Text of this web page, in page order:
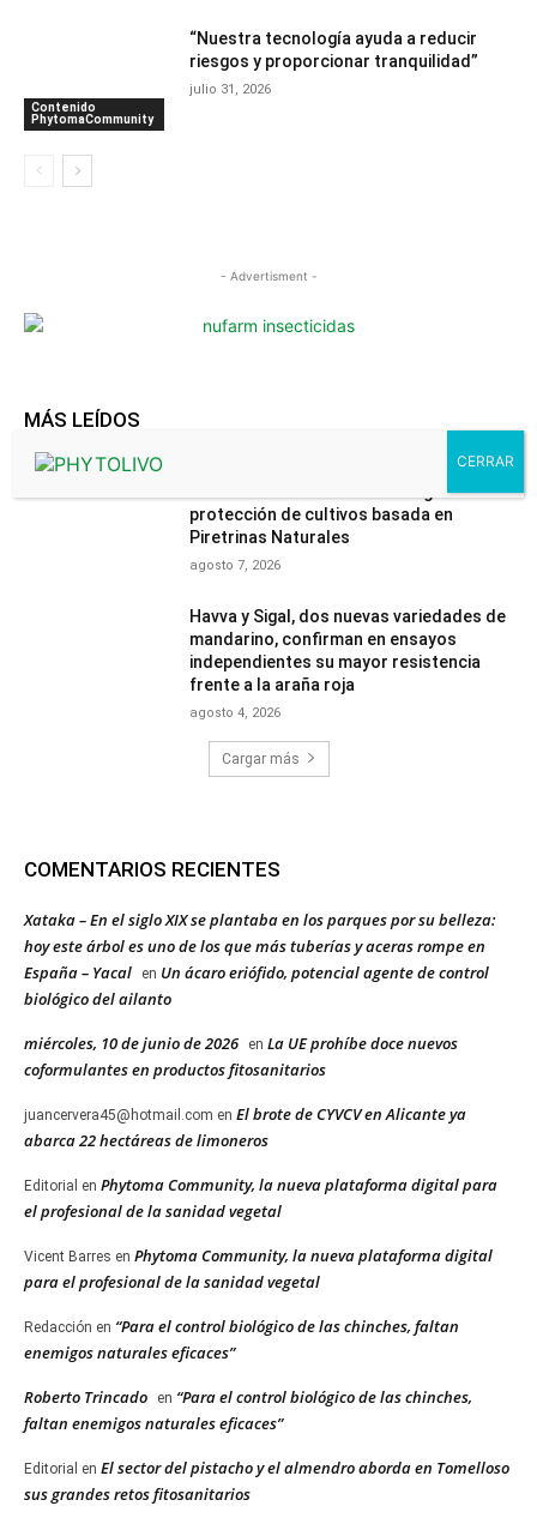
Contenido
PhytomaCommunity
“Nuestra tecnología ayuda a reducir
riesgos y proporcionar tranquilidad”
julio 31, 2026
- Advertisment -
MÁS LEÍDOS
El Grupo Sumitomo Chemical adquiere la
filial de COPYR dedicada al negocio de
protección de cultivos basada en
Piretrinas Naturales
agosto 7, 2026
Havva y Sigal, dos nuevas variedades de
mandarino, confirman en ensayos
independientes su mayor resistencia
frente a la araña roja
agosto 4, 2026
Cargar más
COMENTARIOS RECIENTES
Xataka – En el siglo XIX se plantaba en los parques por su belleza:
hoy este árbol es uno de los que más tuberías y aceras rompe en
España – Yacal
en Un ácaro eriófido, potencial agente de control
biológico del ailanto
miércoles, 10 de junio de 2026 en La UE prohíbe doce nuevos
coformulantes en productos fitosanitarios
juancervera45@hotmail.com en El brote de CYVCV en Alicante ya
abarca 22 hectáreas de limoneros
Editorial en Phytoma Community, la nueva plataforma digital para
el profesional de la sanidad vegetal
Vicent Barres en Phytoma Community, la nueva plataforma digital
para el profesional de la sanidad vegetal
Redacción en “Para el control biológico de las chinches, faltan
enemigos naturales eficaces”
Roberto Trincado en “Para el control biológico de las chinches,
faltan enemigos naturales eficaces”
Editorial en El sector del pistacho y el almendro aborda en Tomelloso
sus grandes retos fitosanitarios